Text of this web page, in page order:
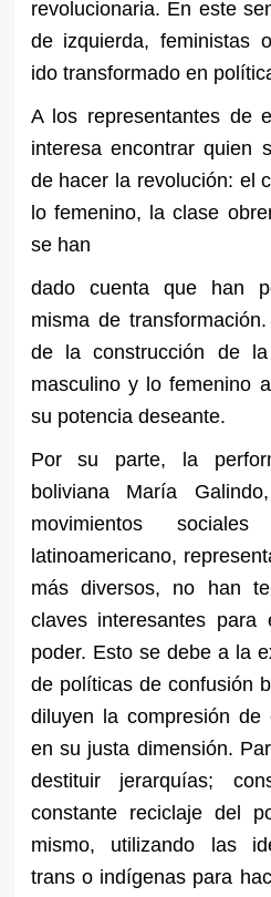
revolucionaria. En este
de izquierda, feministas
ido transformado en
A los representantes de
interesa encontrar quien
de hacer la revolución: el
lo femenino, la clase
se han
dado cuenta que han
misma de
de la construcción de
masculino y lo femenino
su potencia deseante.
Por su parte, la
boliviana María
movimientos
latinoamericano,
más diversos, no han
claves interesantes para
poder. Esto se debe a la
de políticas de confusión
diluyen la compresión
en su justa dimensión.
destituir jerarquías;
constante reciclaje del
mismo, utilizando las
trans o indígenas para